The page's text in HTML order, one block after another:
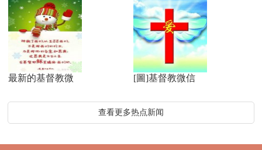
最新的基督教微 [圖]基督教微信
查看更多热点新闻